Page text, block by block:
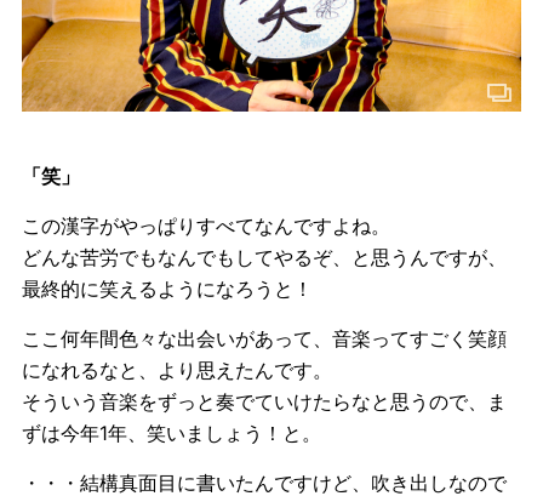
「笑」
この漢字がやっぱりすべてなんですよね。
どんな苦労でもなんでもしてやるぞ、と思うんですが、
最終的に笑えるようになろうと！
ここ何年間色々な出会いがあって、音楽ってすごく笑顔
になれるなと、より思えたんです。
そういう音楽をずっと奏でていけたらなと思うので、ま
ずは今年1年、笑いましょう！と。
・・・結構真面目に書いたんですけど、吹き出しなので